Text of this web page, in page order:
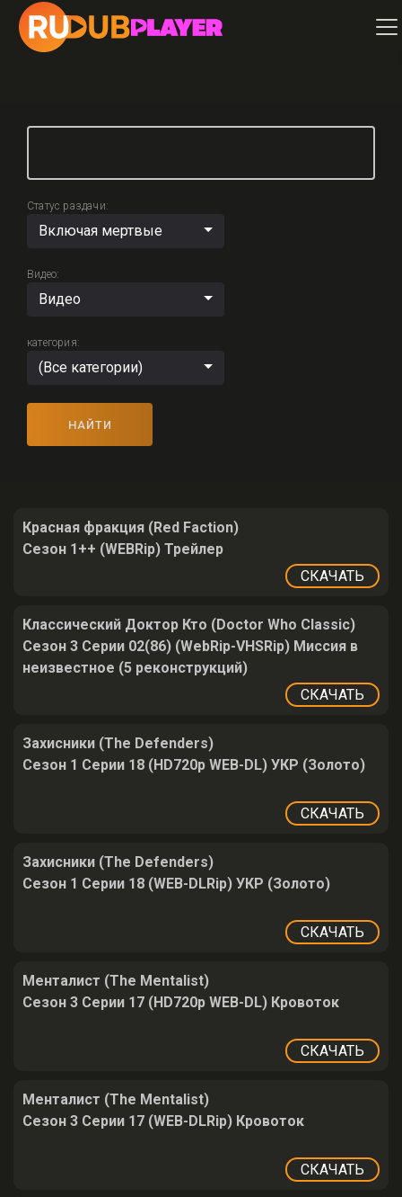
Статус раздачи:
Включая мертвые
Видео:
Видео
категория:
(Все категории)
НАЙТИ
Красная фракция (Red Faction)
Сезон 1++ (WEBRip) Трейлер
СКАЧАТЬ
Классический Доктор Кто (Doctor Who Classic)
Сезон 3 Серии 02(86) (WebRip-VHSRip) Миссия в
неизвестное (5 реконструкций)
СКАЧАТЬ
Захисники (The Defenders)
Сезон 1 Серии 18 (HD720p WEB-DL) УКР (Золото)
СКАЧАТЬ
Захисники (The Defenders)
Сезон 1 Серии 18 (WEB-DLRip) УКР (Золото)
СКАЧАТЬ
Менталист (The Mentalist)
Сезон 3 Серии 17 (HD720p WEB-DL) Кровоток
СКАЧАТЬ
Менталист (The Mentalist)
Сезон 3 Серии 17 (WEB-DLRip) Кровоток
СКАЧАТЬ